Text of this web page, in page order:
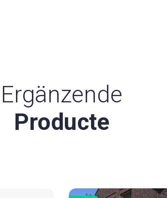
Ergänzende
Producte